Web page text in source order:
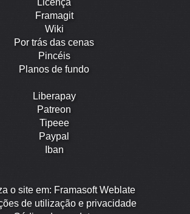
Framagit
Wiki
Por trás das cenas
Pincéis
Planos de fundo
Liberapay
Patreon
Tipeee
Paypal
Iban
o site em: Framasoft Weblate
de utilização e privacidade